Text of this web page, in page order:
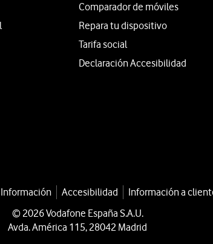
Comparador de móviles
Repara tu dispositivo
Tarifa social
Declaración Accesibilidad
Accesibilidad Información a
© 2026 Vodafone España S.A.U.
Avda. América 115, 28042 Madrid